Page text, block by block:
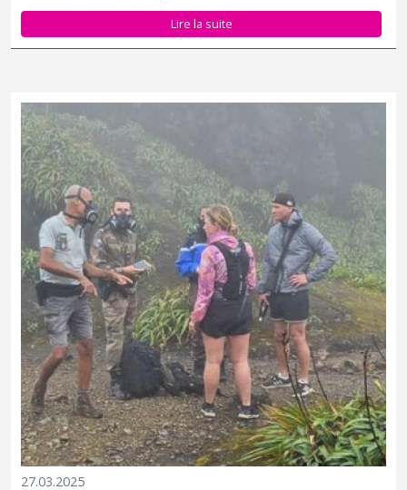
Lire la suite
Une opération de contrôle interservices a eu lieu mercredi 26
27.03.2025